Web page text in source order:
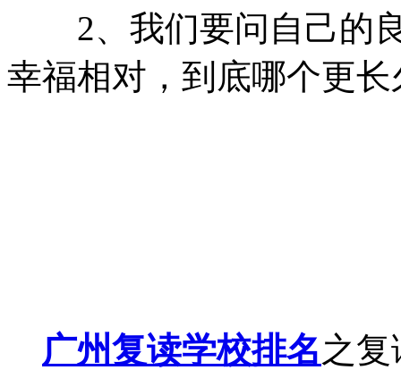
2、我们要问自己的良
幸福相对，到底哪个更
广州复读学校排名之